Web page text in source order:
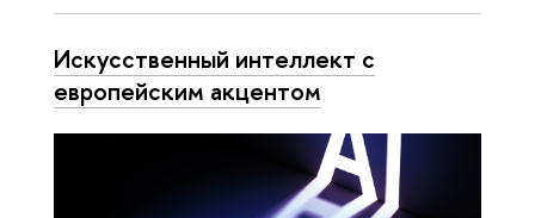
Искусственный интеллект с
европейским акцентом